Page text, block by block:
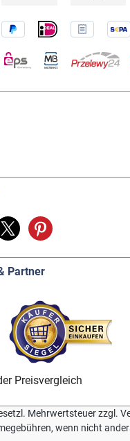
Partner
Mehrwertsteuer zzgl.
wenn nicht